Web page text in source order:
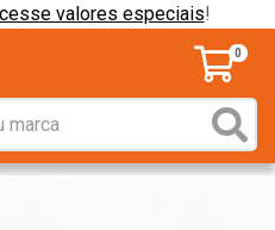
valores especiais!
0